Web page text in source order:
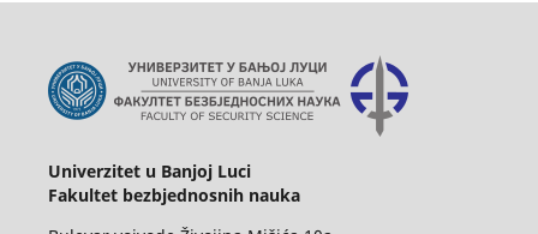
Univerzitet u Banjoj Luci
Fakultet bezbjednosnih nauka